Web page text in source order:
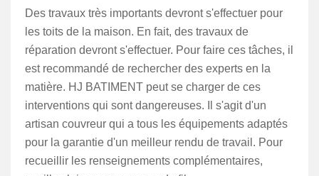
Des travaux très importants devront s'effectuer pour
les toits de la maison. En fait, des travaux de
réparation devront s'effectuer. Pour faire ces tâches, il
est recommandé de rechercher des experts en la
matière. HJ BATIMENT peut se charger de ces
interventions qui sont dangereuses. Il s'agit d'un
artisan couvreur qui a tous les équipements adaptés
pour la garantie d'un meilleur rendu de travail. Pour
recueillir les renseignements complémentaires,